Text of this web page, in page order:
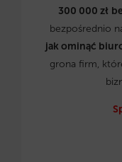
300 000 zł
bezpośrednio
jak ominąć
grona firm,